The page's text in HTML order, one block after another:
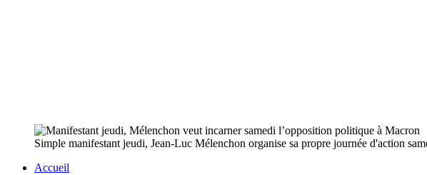
Simple manifestant jeudi, Jean-Luc Mélenchon organise sa propre journée d'action
Accueil